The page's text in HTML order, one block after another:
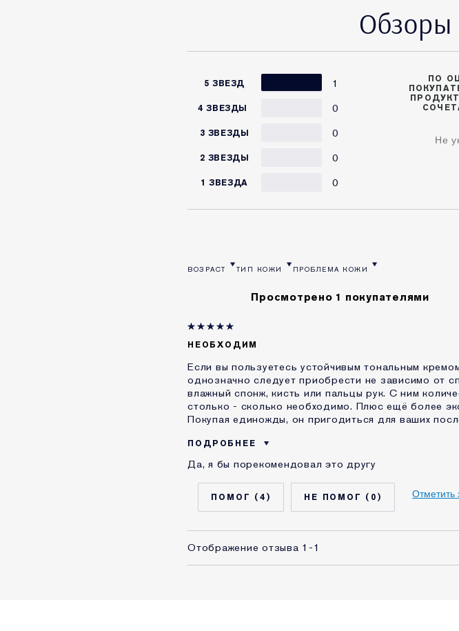
Обзоры
5 ЗВЕЗД 1
4 ЗВЕЗДЫ 0
3 ЗВЕЗДЫ 0
2 ЗВЕЗДЫ 0
1 ЗВЕЗДА 0
ПО
Не
ВОЗРАСТ
ТИП КОЖИ
ПРОБЛЕМА КОЖИ
Просмотрено 1 покупателями
НЕОБХОДИМ
Если вы пользуетесь устойчивым тональным
однозначно следует приобрести не зависимо от
влажный спонж, кисть или пальцы рук. С ним
столько - сколько необходимо. Плюс ещё более
Покупая единожды, он пригодиться для ваших
ПОДРОБНЕЕ
Возраст
Тип кожи
Проблема кожи
ESTEE LAUDER?
Я получал(-а) миниатюру этого
Да, я бы порекомендовал это другу
4 0 Отметить
Отображение отзыва 1-1